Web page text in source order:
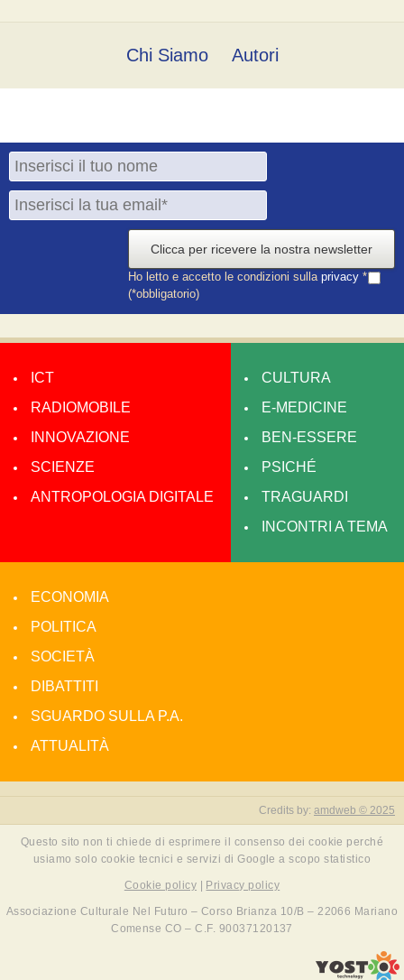
Chi Siamo Autori
Clicca per ricevere la nostra newsletter
Ho letto e accetto le condizioni sulla privacy *
(*obbligatorio)
ICT
RADIOMOBILE
INNOVAZIONE
SCIENZE
ANTROPOLOGIA DIGITALE
CULTURA
E-MEDICINE
BEN-ESSERE
PSICHÉ
TRAGUARDI
INCONTRI A TEMA
ECONOMIA
POLITICA
SOCIETÀ
DIBATTITI
SGUARDO SULLA P.A.
ATTUALITÀ
Credits by: amdweb © 2025
Questo sito non ti chiede di esprimere il consenso dei cookie perché
usiamo solo cookie tecnici e servizi di Google a scopo statistico
Cookie policy | Privacy policy
Associazione Culturale Nel Futuro – Corso Brianza 10/B – 22066 Mariano
Comense CO – C.F. 90037120137